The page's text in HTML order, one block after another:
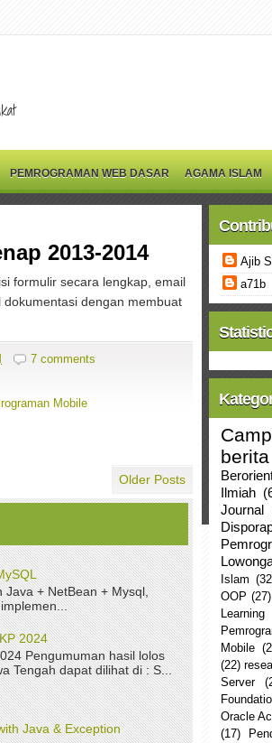
PEMROGRAMAN WEB DASAR AGAMA ISLAM
2013-2014
formulir secara lengkap, email
dengan membuat
7 comments
Mobile
Older Posts
+ NetBean + Mysql,
2024
Pengumuman hasil lolos
Tengah dapat dilihat di : S...
Java & Exception
Ajib
a71b
berita
Ilmiah
Journal
Islam
OOP (27)
Learning
Mobile
(22)
Server
Oracle
(17)